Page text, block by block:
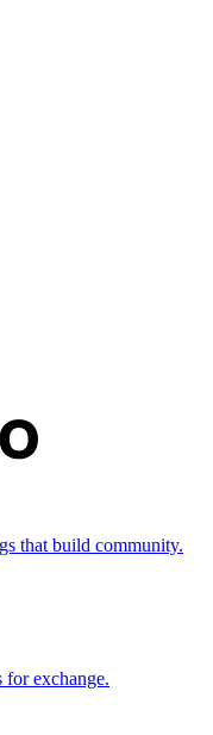
that build community.
for exchange.